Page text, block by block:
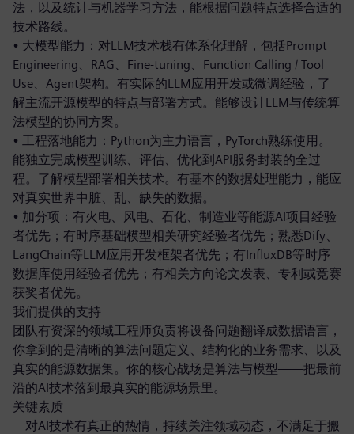
法，以及统计与机器学习方法，能根据问题特点选择合适的
技术路线。
• 大模型能力：对LLM技术栈有体系化理解，包括Prompt
Engineering、RAG、Fine-tuning、Function Calling / Tool
Use、Agent架构。有实际的LLM应用开发或微调经验，了
解主流开源模型的特点与部署方式。能够设计LLM与传统算
法模型的协同方案。
• 工程落地能力：Python为主力语言，PyTorch熟练使用。
能独立完成模型训练、评估、优化到API服务封装的全过
程。了解模型部署相关技术。有基本的数据处理能力，能应
对真实世界中脏、乱、缺失的数据。
• 加分项：有火电、风电、石化、制造业等能源AI项目经验
者优先；有时序基础模型相关研究经验者优先；熟悉Dify、
LangChain等LLM应用开发框架者优先；有InfluxDB等时序
数据库使用经验者优先；有相关方向论文发表、专利或竞赛
获奖者优先。
我们提供的支持
团队有资深的领域工程师负责将设备问题翻译成数据语言，
你拿到的是清晰的算法问题定义、结构化的业务需求、以及
真实的能源数据集。你的核心战场是算法与模型——把最前
沿的AI技术落到最真实的能源场景里。
关键素质
对AI技术有真正的热情，持续关注领域动态，不满足于搬